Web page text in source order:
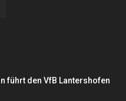
führt den VfB Lantershofen